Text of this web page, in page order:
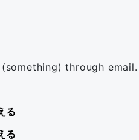
through
る
る